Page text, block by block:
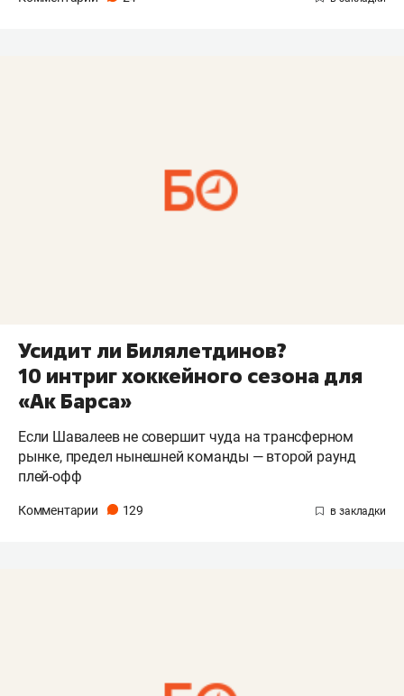
Усидит ли Билялетдинов?
10 интриг хоккейного сезона для
«Ак Барса»
Если Шавалеев не совершит чуда на трансферном
рынке, предел нынешней команды — второй раунд
плей-офф
Комментарии 129